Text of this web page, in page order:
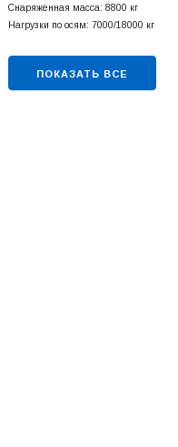
Снаряженная масса: 8800 кг
Нагрузки по осям: 7000/18000 кг
ПОКАЗАТЬ ВСЕ